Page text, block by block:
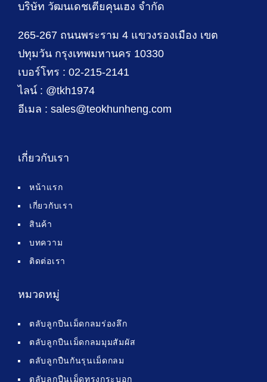
บริษัท วัฒนเดชเตียคุนเฮง จำกัด
265-267 ถนนพระราม 4 แขวงรองเมือง เขต
ปทุมวัน กรุงเทพมหานคร 10330
เบอร์โทร : 02-215-2141
ไลน์ : @tkh1974
อีเมล : sales@teokhunheng.com
เกี่ยวกับเรา
หน้าแรก
เกี่ยวกับเรา
สินค้า
บทความ
ติดต่อเรา
หมวดหมู่
ตลับลูกปืนเม็ดกลมร่องลึก
ตลับลูกปืนเม็ดกลมมุมสัมผัส
ตลับลูกปืนกันรุนเม็ดกลม
ตลับลูกปืนเม็ดทรงกระบอก